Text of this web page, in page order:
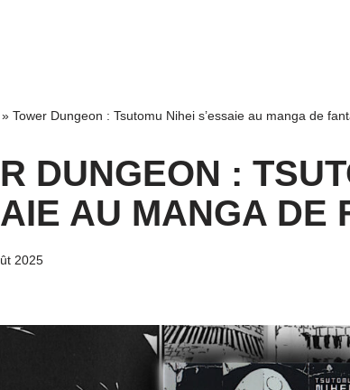
» Tower Dungeon : Tsutomu Nihei s’essaie au manga de
DUNGEON :
AU MANGA DE
2025